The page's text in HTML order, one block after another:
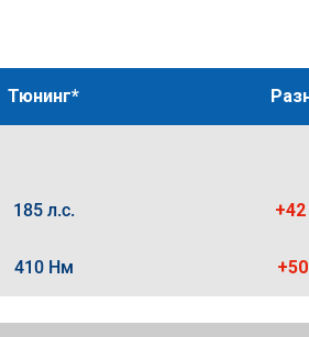
Тюнинг*
185 л.с.
410 Нм